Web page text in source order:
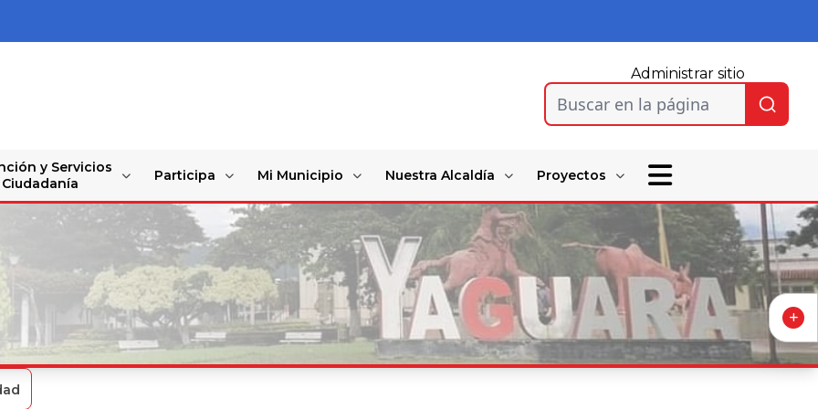
Administrar sitio
Buscar en la página
y Servicios
Participa Mi Municipio Nuestra Alcaldía Proyectos